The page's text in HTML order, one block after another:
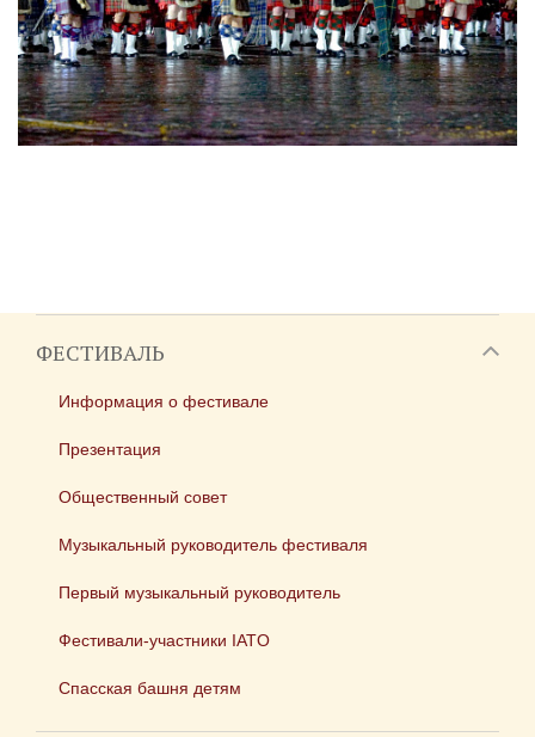
ФЕСТИВАЛЬ
Информация о фестивале
Презентация
Общественный совет
Музыкальный руководитель фестиваля
Первый музыкальный руководитель
Фестивали-участники IATO
Спасская башня детям